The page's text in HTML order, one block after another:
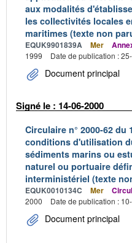
aux modalités
les collectivités locales
maritimes (texte non
EQUK9901839A Mer
1999
Date de publication :
Document principal
Signé le : 14-06-2000
Circulaire n° 2000-62 du
conditions d'utilisation
sédiments marins ou
naturel ou portuaire
interministériel (texte
EQUK0010134C Mer
2000
Date de publication :
Document principal